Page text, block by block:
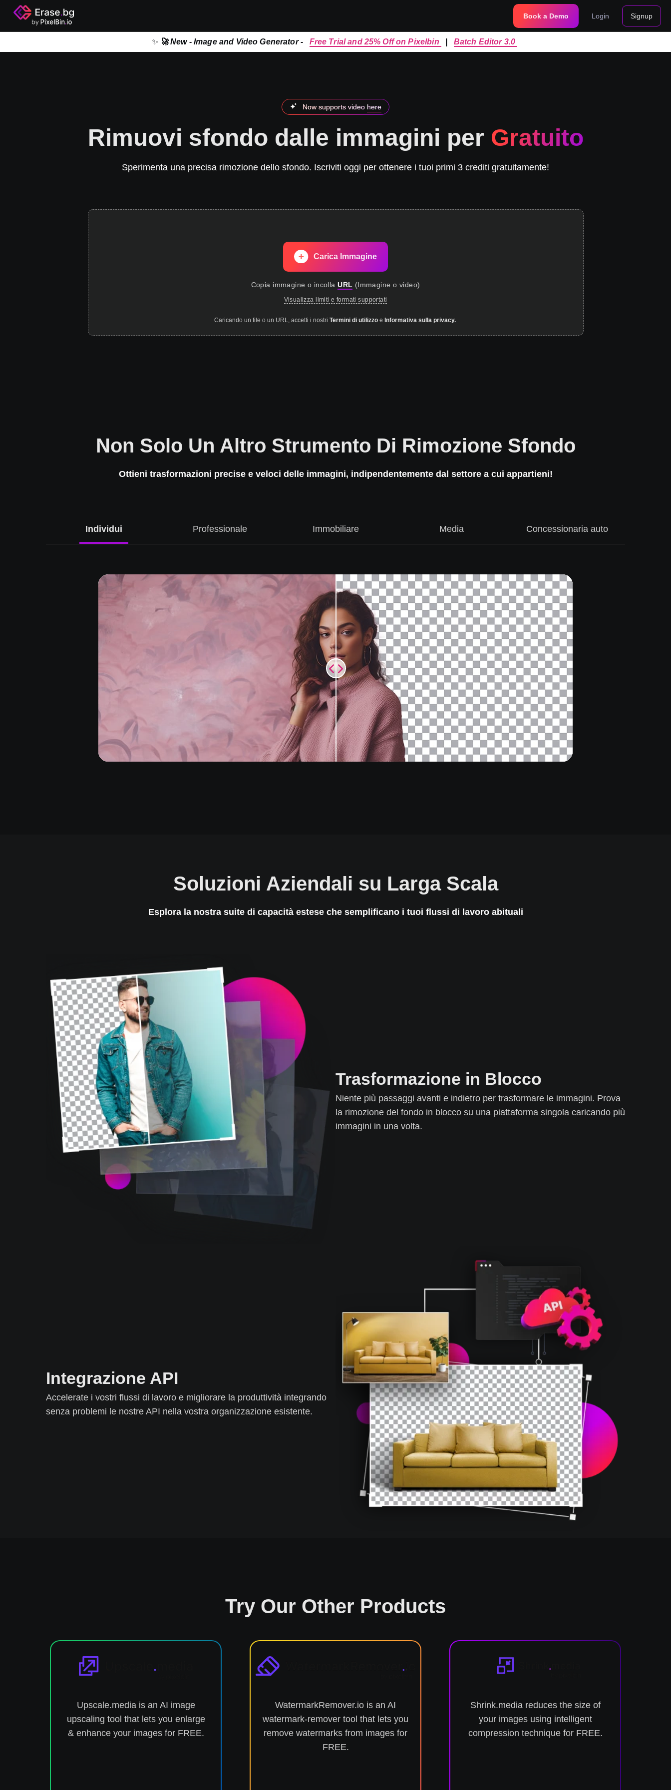
Book a Demo Login Signup
✨ 🚀 New - Image and Video Generator - Free Trial and 25% Off on Pixelbin Batch Editor 3.0
Now supports video here
Rimuovi sfondo dalle immagini per Gratuito
Sperimenta una precisa rimozione dello sfondo. Iscriviti oggi per ottenere i tuoi primi 3 crediti gratuitamente!
Carica Immagine
Copia immagine o incolla URL (Immagine o video)
Visualizza limiti e formati supportati
Caricando un file o un URL, accetti i nostri Termini di utilizzo e Informativa sulla privacy.
Non Solo Un Altro Strumento Di Rimozione Sfondo
Ottieni trasformazioni precise e veloci delle immagini, indipendentemente dal settore a cui appartieni!
Individui Professionale Immobiliare Media Concessionaria auto
Soluzioni Aziendali su Larga Scala
Esplora la nostra suite di capacità estese che semplificano i tuoi flussi di lavoro abituali
Trasformazione in Blocco
Niente più passaggi avanti e indietro per trasformare le immagini. Prova
la rimozione del fondo in blocco su una piattaforma singola caricando più
immagini in una volta.
Integrazione API
Accelerate i vostri flussi di lavoro e migliorare la produttività integrando
senza problemi le nostre API nella vostra organizzazione esistente.
Try Our Other Products
Upscale.media is an AI image
upscaling tool that lets you enlarge
& enhance your images for FREE.
WatermarkRemover.io is an AI
watermark-remover tool that lets you
remove watermarks from images for
FREE.
Shrink.media reduces the size of
your images using intelligent
compression technique for FREE.